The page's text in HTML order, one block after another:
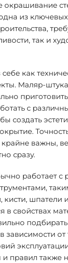
окрашивание
из
так и
как
Маляр-
с
создать
крайне важны,
сразу.
работает с
кисти, шпатели
в свойствах
зависимости от
и правил также